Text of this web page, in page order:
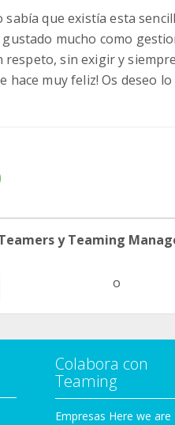
que existía esta
mucho como
respeto, sin exigir y
hace muy feliz! Os deseo
y Teaming
o
Colabora con
Teaming
Empresas Here we are